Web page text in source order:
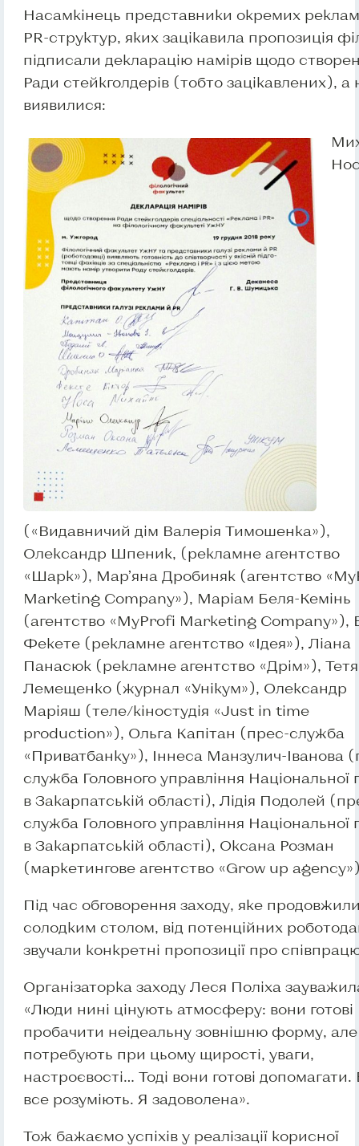
Насамкінець представники окремих
PR-структур, яких зацікавила пропозиція
підписали декларацію намірів щодо
Ради стейкголдерів (тобто зацікавлених),
виявилися:
(«Видавничий дім Валерія Тимошенка»),
Олександр Шпеник, (рекламне агентство
«Шарк»), Мар’яна Дробиняк (агентство
Marketing Company»), Маріам Беля-Кемінь
(агентство «MyProfi Marketing Company»),
Фекете (рекламне агентство «Ідея»), Ліана
Панасюк (рекламне агентство «Дрім»),
Лемещенко (журнал «Унікум»), Олександр
Маріяш (теле/кіностудія «Just in time
production»), Ольга Капітан (прес-служба
«Приватбанку»), Іннеса Манзулич-Іванова
служба Головного управління Національної
в Закарпатській області), Лідія Подолей
служба Головного управління Національної
в Закарпатській області), Оксана Розман
(маркетингове агентство «Grow up
Під час обговорення заходу, яке
солодким столом, від потенційних
звучали конкретні пропозиції про
Організаторка заходу Леся Поліха
«Люди нині цінують атмосферу: вони готові
пробачити неідеальну зовнішню форму, але
потребують при цьому щирості, уваги,
настроєвості… Тоді вони готові
все розуміють. Я задоволена».
Тож бажаємо успіхів у реалізації корисної